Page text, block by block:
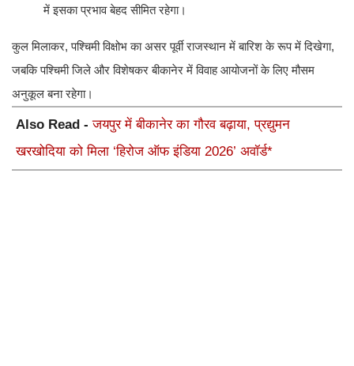
में इसका प्रभाव बेहद सीमित रहेगा।
​कुल मिलाकर, पश्चिमी विक्षोभ का असर पूर्वी राजस्थान में बारिश के रूप में दिखेगा,
जबकि पश्चिमी जिले और विशेषकर बीकानेर में विवाह आयोजनों के लिए मौसम
अनुकूल बना रहेगा।
Also Read -जयपुर में बीकानेर का गौरव बढ़ाया, प्रद्युमन
खरखोदिया को मिला ‘हिरोज ऑफ इंडिया 2026’ अवॉर्ड*